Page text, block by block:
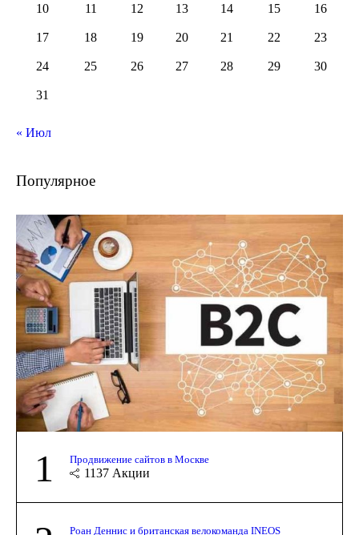
10 11 12 13 14 15 16
17 18 19 20 21 22 23
24 25 26 27 28 29 30
31
« Июл
Популярное
1 Продвижение сайтов в Москве
1137 Акции
Роан Деннис и британская велокоманда INEOS